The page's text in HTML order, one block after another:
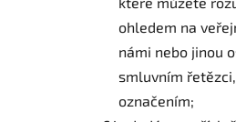
ohledem na
námi nebo jinou
smluvním
označením;